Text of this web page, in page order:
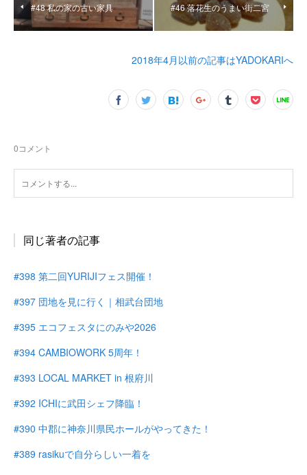
#48 私の家の古い家具 #46 落花生のうまい街二宮
2018年4月以前の記事はYADOKARIへ
0コメント
同じ著者の記事
#398 第二回YURIJIフェス開催！
#397 団地を見に行く｜相武台団地
#395 エコフェスタにのみや2026
#394 CAMBIOWORK 5周年！
#393 LOCAL MARKET in 根府川
#392 ICHIに武田シェフ降臨！
#390 中郡に神奈川県民ホールがやってきた！
#389 rasikuで自分らしい一着を